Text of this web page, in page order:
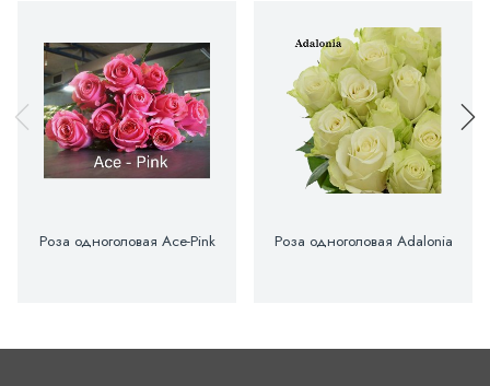
Роза одноголовая Ace-Pink Роза одноголовая Adalonia